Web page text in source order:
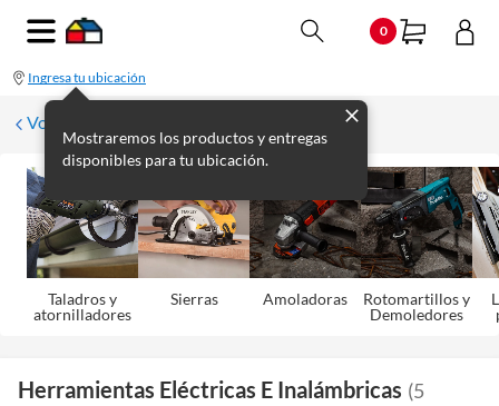
0
Ingresa tu ubicación
Mostraremos los productos y entregas
disponibles para tu ubicación.
Volver
Taladros y
atornilladores
Sierras Amoladoras
Rotomartillos y
Demoledores
Herramientas Eléctricas E Inalámbricas (5